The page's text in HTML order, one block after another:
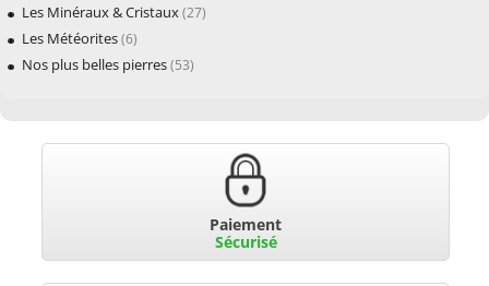
Les Minéraux & Cristaux(27)
Les Météorites(6)
Nos plus belles pierres(53)
Paiement
Sécurisé